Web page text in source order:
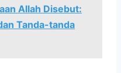
Allah Disebut:
Tanda-tanda